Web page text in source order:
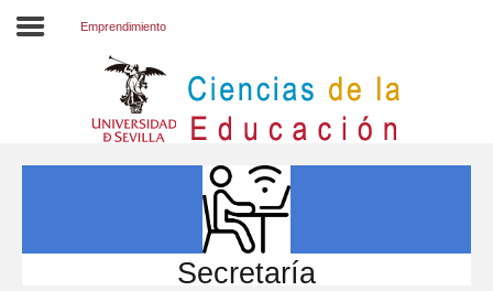
INVESTIGACIÓN
Emprendimiento
Secretaría